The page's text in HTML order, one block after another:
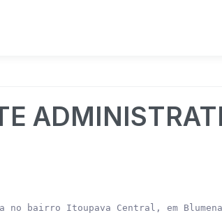
bairro Itoupava Central, em